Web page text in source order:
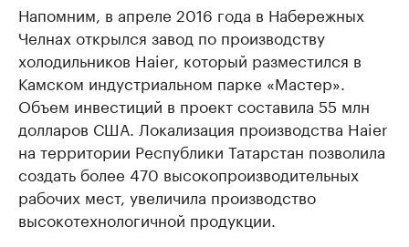
Напомним, в апреле 2016 года в Набережных
Челнах открылся завод по производству
холодильников Haier, который разместился в
Камском индустриальном парке «Мастер».
Объем инвестиций в проект составила 55 млн
долларов США. Локализация производства Haier
на территории Республики Татарстан позволила
создать более 470 высокопроизводительных
рабочих мест, увеличила производство
высокотехнологичной продукции.